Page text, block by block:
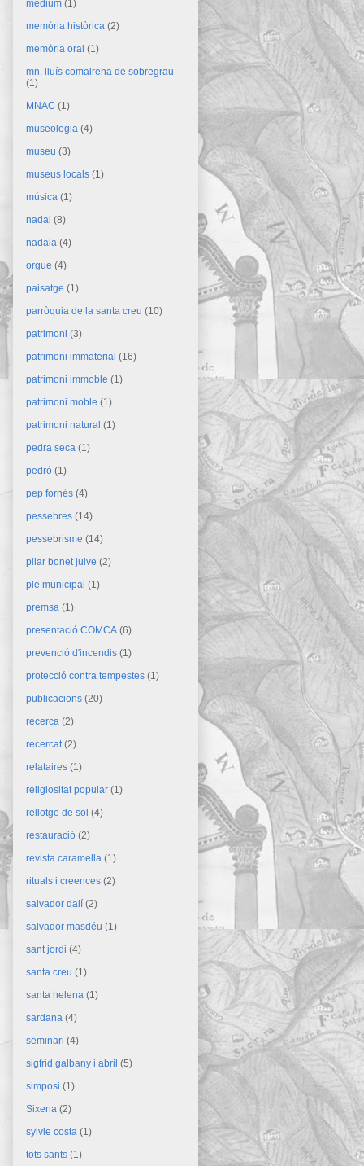
mèdium (1)
memòria històrica (2)
memòria oral (1)
mn. lluís comalrena de sobregrau
(1)
MNAC (1)
museologia (4)
museu (3)
museus locals (1)
música (1)
nadal (8)
nadala (4)
orgue (4)
paisatge (1)
parròquia de la santa creu (10)
patrimoni (3)
patrimoni immaterial (16)
patrimoni immoble (1)
patrimoni moble (1)
patrimoni natural (1)
pedra seca (1)
pedró (1)
pep fornés (4)
pessebres (14)
pessebrisme (14)
pilar bonet julve (2)
ple municipal (1)
premsa (1)
presentació COMCA (6)
prevenció d'incendis (1)
protecció contra tempestes (1)
publicacions (20)
recerca (2)
recercat (2)
relataires (1)
religiositat popular (1)
rellotge de sol (4)
restauració (2)
revista caramella (1)
rituals i creences (2)
salvador dalí (2)
salvador masdéu (1)
sant jordi (4)
santa creu (1)
santa helena (1)
sardana (4)
seminari (4)
sigfrid galbany i abril (5)
simposi (1)
Sixena (2)
sylvie costa (1)
tots sants (1)